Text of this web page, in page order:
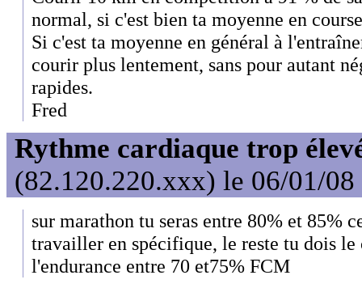
normal, si c'est bien ta moyenne en
Si c'est ta moyenne en général à
courir plus lentement, sans pour autant
rapides.
Fred
Rythme cardiaque trop
(82.120.220.xxx) le 06/01/08
sur marathon tu seras entre 80% et 85%
travailler en spécifique, le reste tu dois le
l'endurance entre 70 et75% FCM